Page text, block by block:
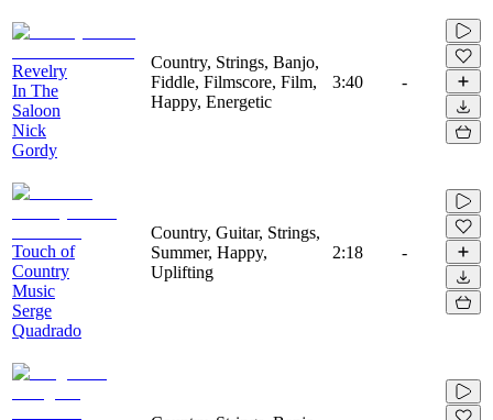
Revelry
In The
Saloon
Nick
Gordy
Country, Strings, Banjo,
Fiddle, Filmscore, Film,
Happy, Energetic
3:40 -
Touch of
Country
Music
Serge
Quadrado
Country, Guitar, Strings,
Summer, Happy,
Uplifting
2:18 -